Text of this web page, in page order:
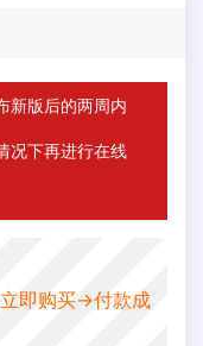
新版后的两周内
况下再进行在线
即购买->付款成